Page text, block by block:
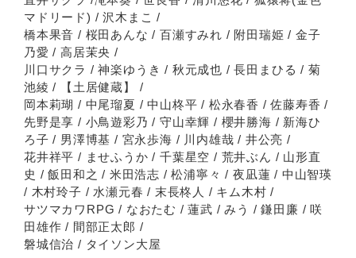
マドリード) / 沢木まこ /
橋本果音 / 桜田あんな / 百瀬すみれ / 附田瑞姫 / 金子
乃愛 / 高居茉央 /
川口サクラ / 神楽ゆうき / 秋元成也 / ⾧田まひる / 菊
池綾 / 【土居健蔵】 /
岡本莉瑚 / 中尾瑠夏 / 中山柊平 / 松永春香 / 佐藤寿香 /
先野是享 / 小鳥遊彩乃 / 守山幸輝 / 櫻井勝海 / 新海ひ
ろ子 / 男澤博基 / 宮永歩海 / 川内雄哉 / 井公亮 /
花井祥平 / ませふうか / 千葉星空 / 荒井ぶん / 山形直
史 / 飯田和之 / 米田浩志 / 松浦寧々 / 夜凪蓮 / 中山智瑛
/ 木村玲子 / 水瀬元春 / 末⾧柊人 / キム木村 /
サツマカワRPG / なおたむ / 蓮武 / みう / 鎌田廉 / 咲
田雄作 / 間部正太郎 /
磐城信治 / タイソン大屋